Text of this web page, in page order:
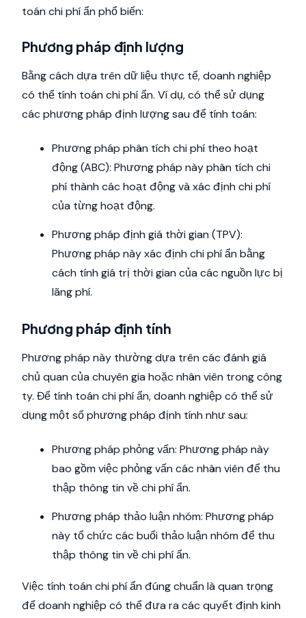
toán chi phí ẩn phổ biến:
Phương pháp định lượng
Bằng cách dựa trên dữ liệu thực tế, doanh nghiệp
có thể tính toán chi phí ẩn. Ví dụ, có thể sử dụng
các phương pháp định lượng sau để tính toán:
Phương pháp phân tích chi phí theo hoạt
động (ABC): Phương pháp này phân tích chi
phí thành các hoạt động và xác định chi phí
của từng hoạt động.
Phương pháp định giá thời gian (TPV):
Phương pháp này xác định chi phí ẩn bằng
cách tính giá trị thời gian của các nguồn lực bị
lãng phí.
Phương pháp định tính
Phương pháp này thường dựa trên các đánh giá
chủ quan của chuyên gia hoặc nhân viên trong công
ty. Để tính toán chi phí ẩn, doanh nghiệp có thể sử
dụng một số phương pháp định tính như sau:
Phương pháp phỏng vấn: Phương pháp này
bao gồm việc phỏng vấn các nhân viên để thu
thập thông tin về chi phí ẩn.
Phương pháp thảo luận nhóm: Phương pháp
này tổ chức các buổi thảo luận nhóm để thu
thập thông tin về chi phí ẩn.
Việc tính toán chi phí ẩn đúng chuẩn là quan trọng
để doanh nghiệp có thể đưa ra các quyết định kinh